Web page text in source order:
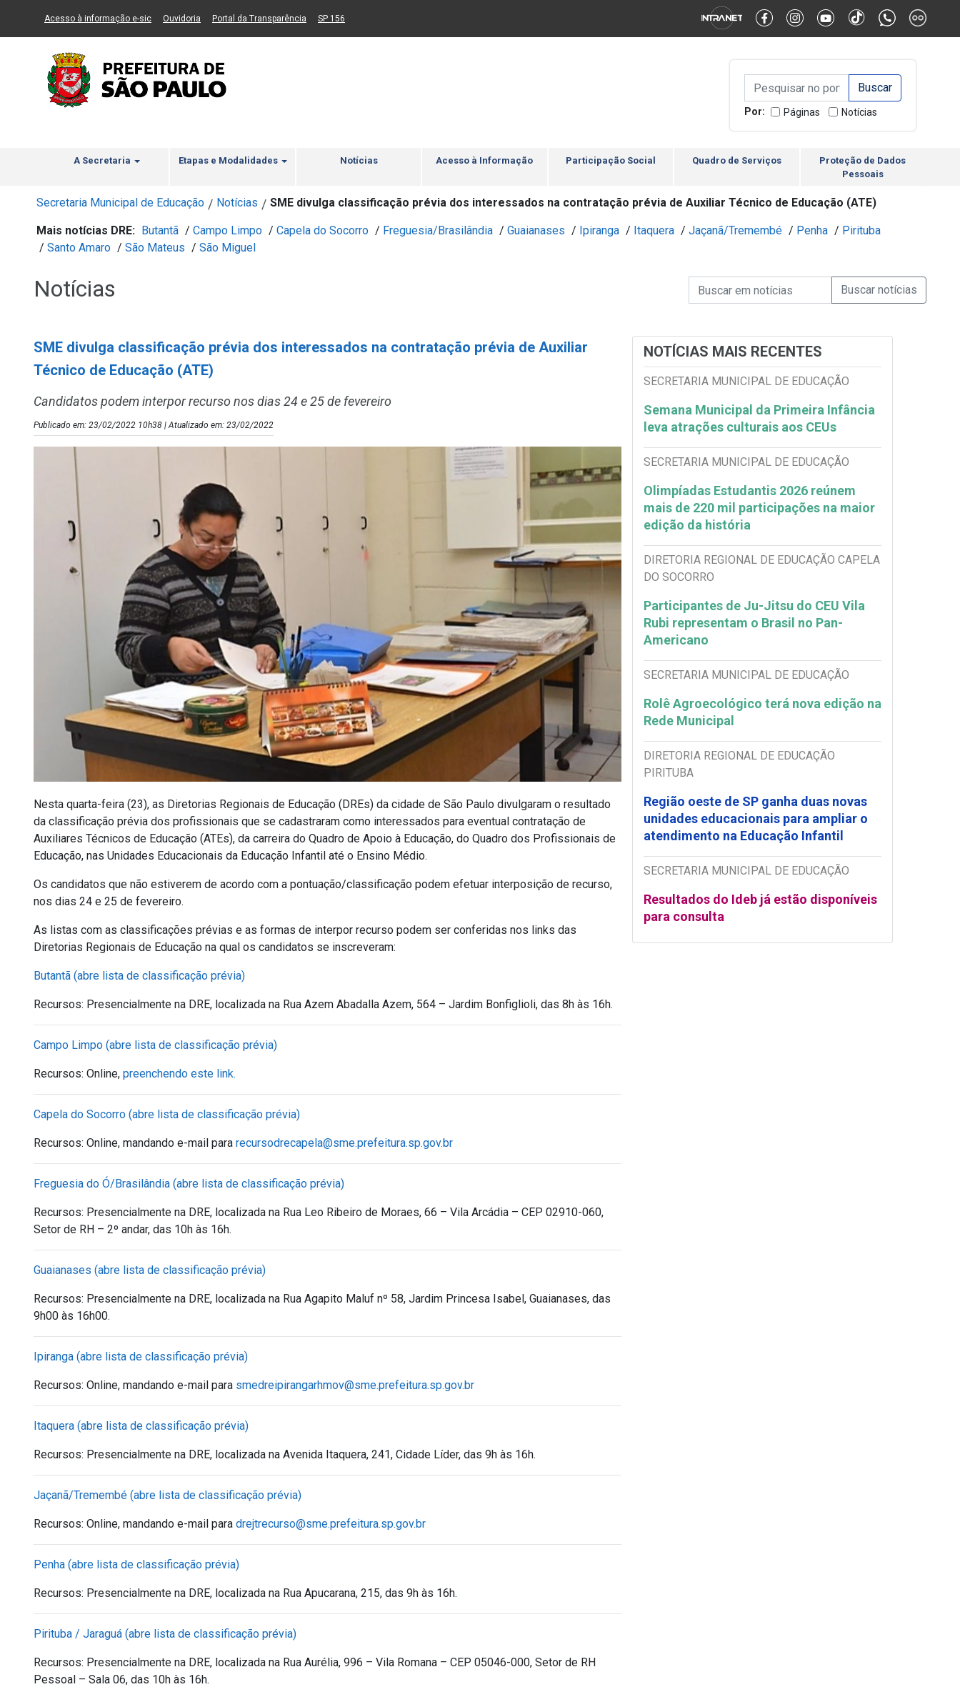
Ir ao Conteúdo Ir para menu principal 2 Ir para busca Ir para rodapé Alternar Alto Contraste Alternar Tamanho da Fonte
Acesso à informação e-sic(Link para um novo sítio)
Ouvidoria (Link para um novo sítio)
Portal da Transparência (Link para um novo sítio)
SP 156
Campo de Busca de
Campo de Busca de informaçõesEnviar a Busca
Por: Páginas Notícias
A Secretaria Etapas e Modalidades Notícias Acesso à Informação Participação Social Quadro de Serviços
Proteção de Dados
Pessoais
Secretaria Municipal de Educação / Notícias / SME divulga classificação prévia dos interessados na contratação prévia de Auxiliar Técnico de Educação (ATE)
Mais notícias DRE: Butantã / Campo Limpo / Capela do Socorro / Freguesia/Brasilândia / Guaianases / Ipiranga / Itaquera / Jaçanã/Tremembé / Penha / Pirituba
/ Santo Amaro / São Mateus / São Miguel
Notícias Campo de Busca de Notícias
Campo de Busca de informaçõesEnviar a Busca de
SME divulga classificação prévia dos interessados na contratação prévia de Auxiliar
Técnico de Educação (ATE)
Candidatos podem interpor recurso nos dias 24 e 25 de fevereiro
Publicado em: 23/02/2022 10h38 | Atualizado em: 23/02/2022
Nesta quarta-feira (23), as Diretorias Regionais de Educação (DREs) da cidade de São Paulo divulgaram o resultado
da classificação prévia dos profissionais que se cadastraram como interessados para eventual contratação de
Auxiliares Técnicos de Educação (ATEs), da carreira do Quadro de Apoio à Educação, do Quadro dos Profissionais de
Educação, nas Unidades Educacionais da Educação Infantil até o Ensino Médio.
Os candidatos que não estiverem de acordo com a pontuação/classificação podem efetuar interposição de recurso,
nos dias 24 e 25 de fevereiro.
As listas com as classificações prévias e as formas de interpor recurso podem ser conferidas nos links das
Diretorias Regionais de Educação na qual os candidatos se inscreveram:
Butantã (abre lista de classificação prévia)
Recursos: Presencialmente na DRE, localizada na Rua Azem Abadalla Azem, 564 – Jardim Bonfiglioli, das 8h às 16h.
Campo Limpo (abre lista de classificação prévia)
Recursos: Online, preenchendo este link.
Capela do Socorro (abre lista de classificação prévia)
Recursos: Online, mandando e-mail para recursodrecapela@sme.prefeitura.sp.gov.br
Freguesia do Ó/Brasilândia (abre lista de classificação prévia)
Recursos: Presencialmente na DRE, localizada na Rua Leo Ribeiro de Moraes, 66 – Vila Arcádia – CEP 02910-060,
Setor de RH – 2º andar, das 10h às 16h.
Guaianases (abre lista de classificação prévia)
Recursos: Presencialmente na DRE, localizada na Rua Agapito Maluf nº 58, Jardim Princesa Isabel, Guaianases, das
9h00 às 16h00.
Ipiranga (abre lista de classificação prévia)
Recursos: Online, mandando e-mail para smedreipirangarhmov@sme.prefeitura.sp.gov.br
Itaquera (abre lista de classificação prévia)
Recursos: Presencialmente na DRE, localizada na Avenida Itaquera, 241, Cidade Líder, das 9h às 16h.
Jaçanã/Tremembé (abre lista de classificação prévia)
Recursos: Online, mandando e-mail para drejtrecurso@sme.prefeitura.sp.gov.br
Penha (abre lista de classificação prévia)
Recursos: Presencialmente na DRE, localizada na Rua Apucarana, 215, das 9h às 16h.
Pirituba / Jaraguá (abre lista de classificação prévia)
Recursos: Presencialmente na DRE, localizada na Rua Aurélia, 996 – Vila Romana – CEP 05046-000, Setor de RH
Pessoal – Sala 06, das 10h às 16h.
NOTÍCIAS MAIS RECENTES
SECRETARIA MUNICIPAL DE EDUCAÇÃO
Semana Municipal da Primeira Infância
leva atrações culturais aos CEUs
SECRETARIA MUNICIPAL DE EDUCAÇÃO
Olimpíadas Estudantis 2026 reúnem
mais de 220 mil participações na maior
edição da história
DIRETORIA REGIONAL DE EDUCAÇÃO CAPELA
DO SOCORRO
Participantes de Ju-Jitsu do CEU Vila
Rubi representam o Brasil no Pan-
Americano
SECRETARIA MUNICIPAL DE EDUCAÇÃO
Rolê Agroecológico terá nova edição na
Rede Municipal
DIRETORIA REGIONAL DE EDUCAÇÃO
PIRITUBA
Região oeste de SP ganha duas novas
unidades educacionais para ampliar o
atendimento na Educação Infantil
SECRETARIA MUNICIPAL DE EDUCAÇÃO
Resultados do Ideb já estão disponíveis
para consulta